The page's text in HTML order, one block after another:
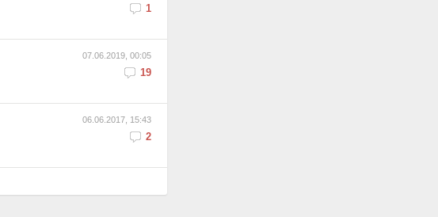
1
07.06.2019, 00:05
19
06.06.2017, 15:43
2